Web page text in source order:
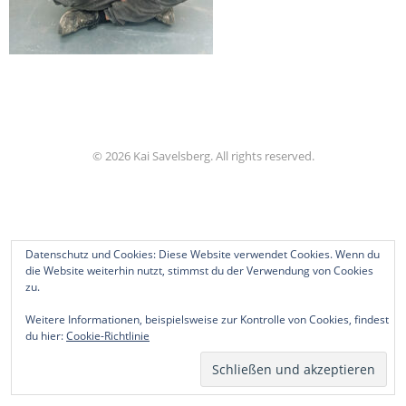
© 2026 Kai Savelsberg. All rights reserved.
Datenschutz und Cookies: Diese Website verwendet Cookies. Wenn du
die Website weiterhin nutzt, stimmst du der Verwendung von Cookies
zu.
Weitere Informationen, beispielsweise zur Kontrolle von Cookies, findest
du hier:Cookie-Richtlinie